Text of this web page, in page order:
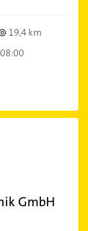
19,4 km
GmbH